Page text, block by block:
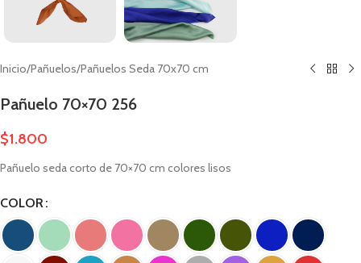
Inicio/Pañuelos/Pañuelos Seda 70x70 cm
Pañuelo 70×70 256
$1.800
Pañuelo seda corto de 70×70 cm colores lisos
COLOR